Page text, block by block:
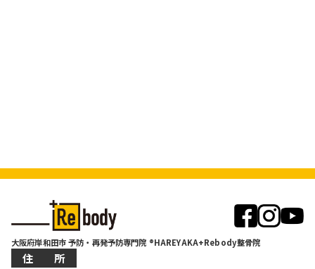
大阪府岸和田市 予防・再発予防専門院 ®HAREYAKA+Rebody整骨院
住 所